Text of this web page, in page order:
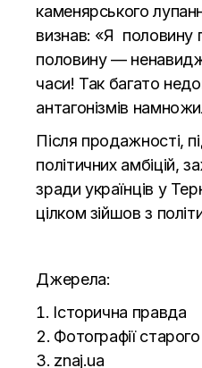
каменярського
визнав: «Я половину
половину —
часи! Так багато
антагонізмів
Після продажності,
політичних амбіцій,
зради українців у
цілком зійшов з
Джерела:
Історична правда
Фотографії
znaj.ua